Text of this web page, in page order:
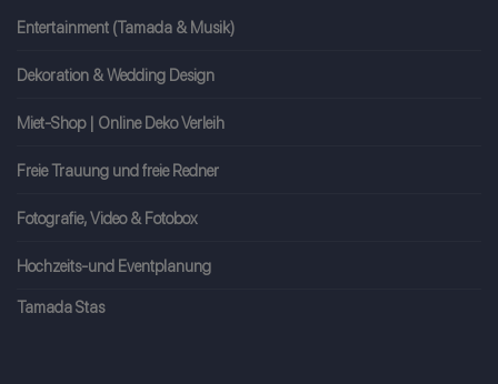
Entertainment (Tamada & Musik)
Dekoration & Wedding Design
Miet-Shop | Online Deko Verleih
Freie Trauung und freie Redner
Fotografie, Video & Fotobox
Hochzeits-und Eventplanung
Tamada Stas